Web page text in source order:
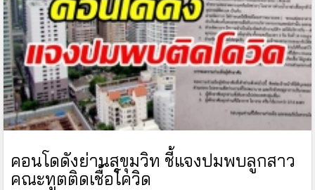
คอนโดดังย่านสุขุมวิท ชี้แจงปมพบลูกสาว
คณะทูตติดเชื้อโควิด